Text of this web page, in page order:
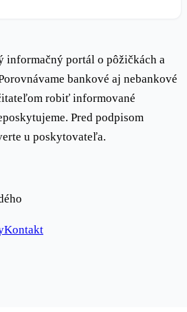
informačný portál o pôžičkách a
bankové aj nebankové
robiť informované
Pred podpisom
u poskytovateľa.
Kontakt